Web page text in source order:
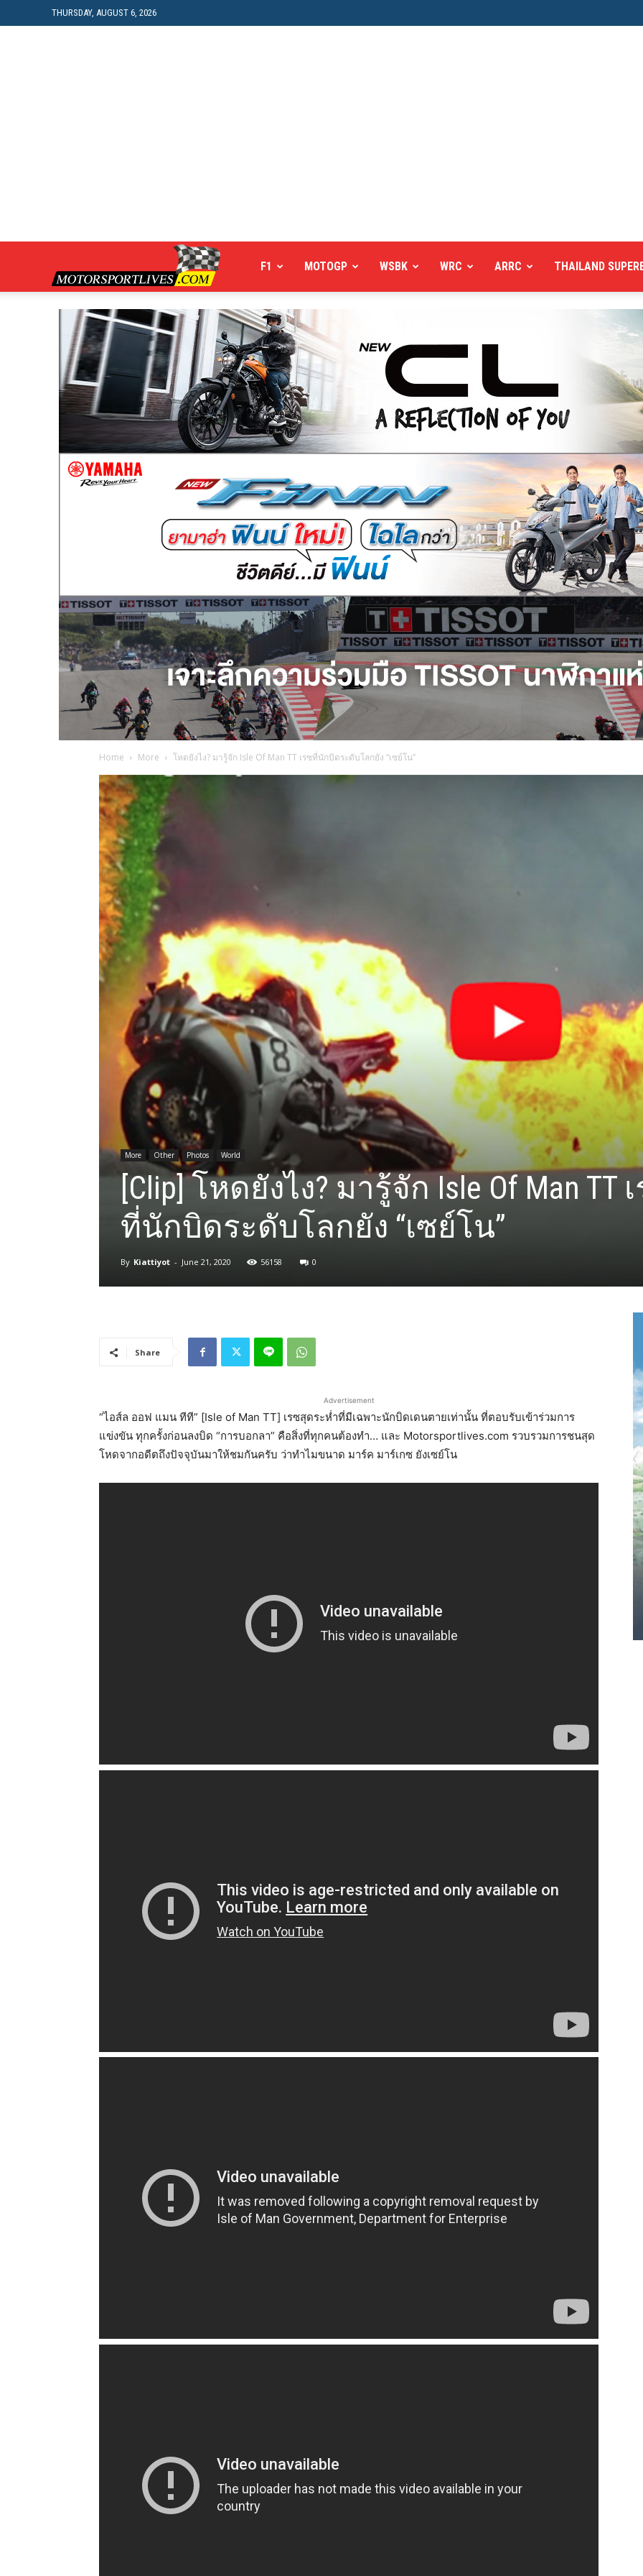
THURSDAY, AUGUST 6, 2026
Motorsportlives
F1 MOTOGP WSBK WRC ARRC THAILAND
Home More โหดยังไง? มารู้จัก Isle Of Man TT เรซที่นักบิดระดับโลกยัง “เซย์โน”
More Other Photos World
[Clip] โหดยังไง? มารู้จัก Isle Of Man TT
ที่นักบิดระดับโลกยัง “เซย์โน”
By Kiattiyot - June 21, 2020 56158 0
Share
Advertisement
“ไอส์ล ออฟ แมน ทีที” [Isle of Man TT] เรซสุดระห่ำที่มีเฉพาะนักบิดเดนตายเท่านั้น ที่ตอบรับเข้าร่วมการ
แข่งขัน ทุกครั้งก่อนลงบิด “การบอกลา” คือสิ่งที่ทุกคนต้องทำ… และ Motorsportlives.com รวบรวมการชนสุด
โหดจากอดีตถึงปัจจุบันมาให้ชมกันครับ ว่าทำไมขนาด มาร์ค มาร์เกซ ยังเซย์โน